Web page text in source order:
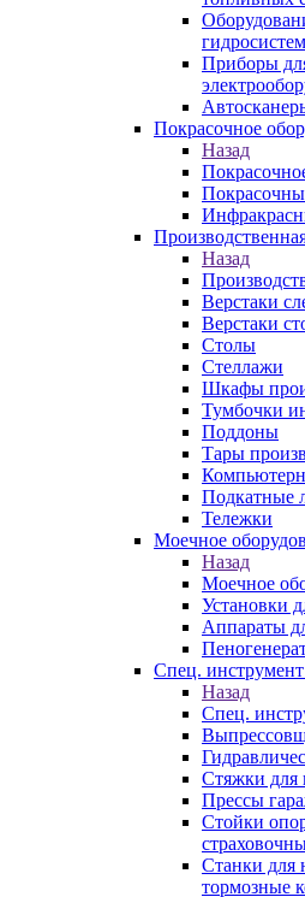
гидросистем
Приборы
Покрасочное
Назад
Назад
Верстаки
Верстаки
Столы
Стеллажи
Шкафы
Тумбочки
Поддоны
Тары
Подкатные
Тележки
Моечное
Назад
Моечное
Установки
Аппараты
Спец. инструмент
Назад
Спец.
Стяжки для
Прессы
Стойки
Станки для
тормозные